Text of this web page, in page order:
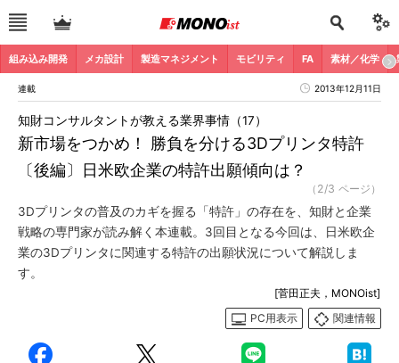
組み込み開発 メカ設計 製造マネジメント モビリティ FA 素材／化学
連載 2013年12月11日
新市場をつかめ！ 勝負を分ける3Dプリンタ特許
〔後編〕日米欧企業の特許出願傾向は？
知財コンサルタントが教える業界事情（17）
（2/3 ページ）
3Dプリンタの普及のカギを握る「特許」の存在を、知財と企業
戦略の専門家が読み解く本連載。3回目となる今回は、日米欧企
業の3Dプリンタに関連する特許の出願状況について解説しま
す。
[菅田正夫，MONOist]
PC用表示
関連情報